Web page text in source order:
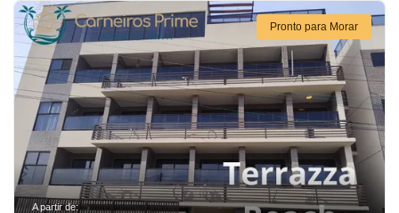
Pronto para Morar
A partir de: